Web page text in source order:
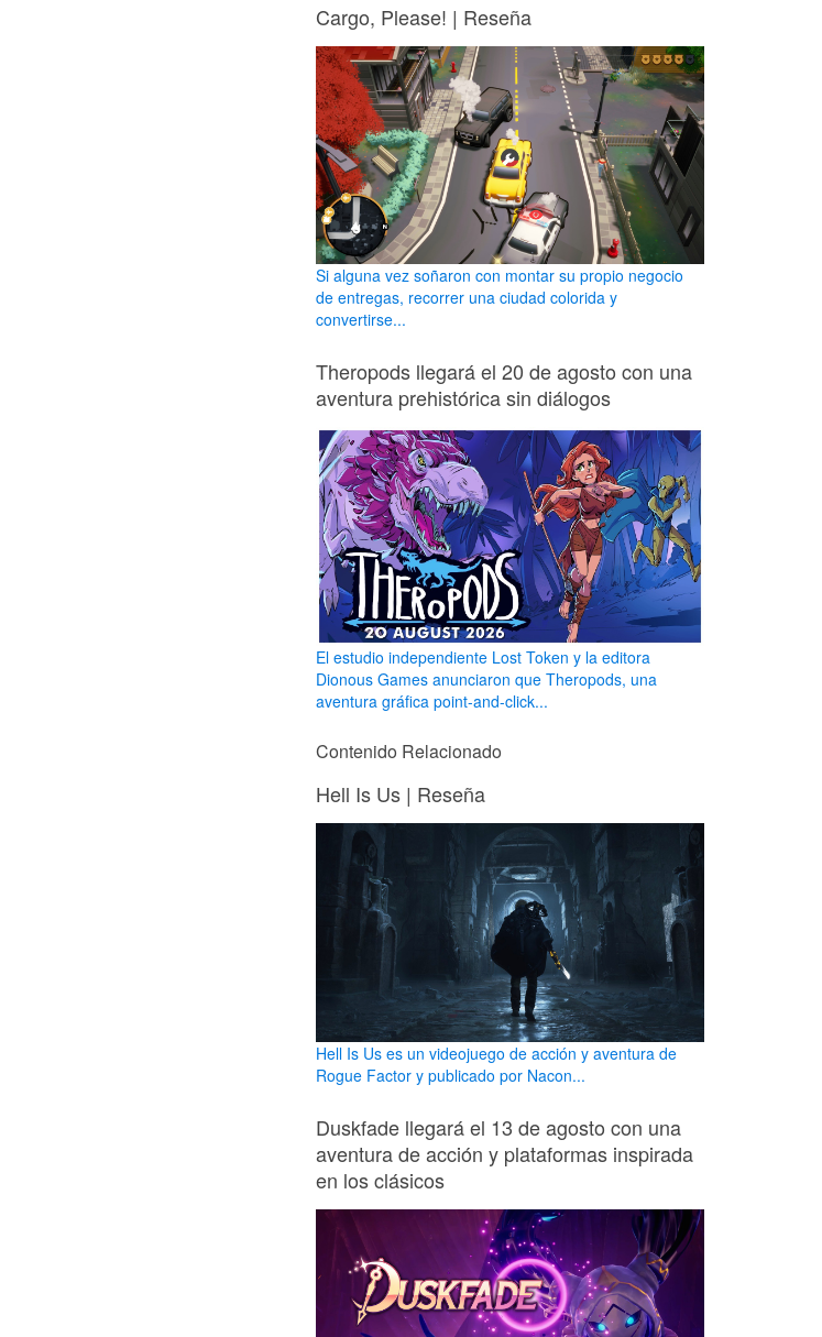
Cargo, Please! | Reseña
Si alguna vez soñaron con montar su propio negocio
de entregas, recorrer una ciudad colorida y
convertirse...
Theropods llegará el 20 de agosto con una
aventura prehistórica sin diálogos
El estudio independiente Lost Token y la editora
Dionous Games anunciaron que Theropods, una
aventura gráfica point-and-click...
Contenido Relacionado
Hell Is Us | Reseña
Hell Is Us es un videojuego de acción y aventura de
Rogue Factor y publicado por Nacon...
Duskfade llegará el 13 de agosto con una
aventura de acción y plataformas inspirada
en los clásicos